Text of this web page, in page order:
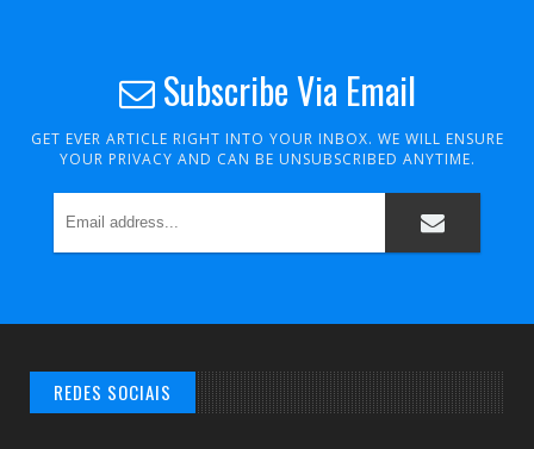
Subscribe Via Email
GET EVER ARTICLE RIGHT INTO YOUR INBOX. WE WILL ENSURE
YOUR PRIVACY AND CAN BE UNSUBSCRIBED ANYTIME.
REDES SOCIAIS